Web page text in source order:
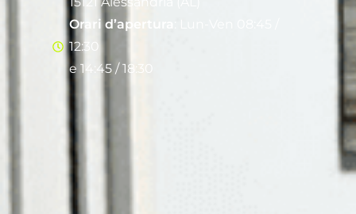
Orari d’apertura
12:30
e 14:45 / 18:30